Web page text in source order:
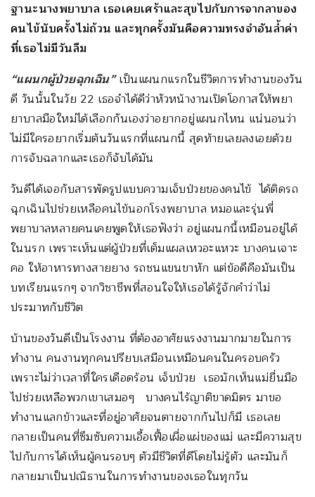
ฐานะนางพยาบาล เธอเคยเศร้าและสุขไปกับการจากลาของ
คนไข้นับครั้งไม่ถ้วน และทุกครั้งมันคือความทรงจำอันล้ำค่า
ที่เธอไม่มีวันลืม
“แผนกผู้ป่วยฉุกเฉิน”เป็นแผนกแรกในชีวิตการทำงานของวัน
ดี วันนั้นในวัย 22 เธอจำได้ดีว่าหัวหน้างานเปิดโอกาสให้พยา
ยาบาลมือใหม่ได้เลือกกันเองว่าอยากอยู่แผนกไหน แน่นอนว่า
ไม่มีใครอยากเริ่มต้นวันแรกที่แผนกนี้ สุดท้ายเลยลงเอยด้วย
การจับฉลากและเธอก็จับได้มัน
วันดีได้เจอกับสารพัดรูปแบบความเจ็บป่วยของคนไข้ ได้ติดรถ
ฉุกเฉินไปช่วยเหลือคนไข้นอกโรงพยาบาล หมอและรุ่นพี่
พยาบาลหลายคนเคยพูดให้เธอฟังว่า อยู่แผนกนี้เหมือนอยู่ได้
ในนรก เพราะเห็นแต่ผู้ป่วยที่เต็มแผลเหวอะแหวะ บางคนเจาะ
คอ ให้อาหารทางสายยาง รถชนแขนขาหัก แต่ข้อดีคือมันเป็น
บทเรียนแรกๆ จากวิชาชีพที่สอนใจให้เธอได้รู้จักคำว่าไม่
ประมาทกับชีวิต
บ้านของวันดีเป็นโรงงาน ที่ต้องอาศัยแรงงานมากมายในการ
ทำงาน คนงานทุกคนปรียบเสมือนเหมือนคนในครอบครัว
เพราะไม่ว่าเวลาที่ใครเดือดร้อน เจ็บป่วย เธอมักเห็นแม่ยื่นมือ
ไปช่วยเหลือพวกเขาเสมอๆ บางคนไร้ญาติขาดมิตร มาขอ
ทำงานแลกข้าวและที่อยู่อาศัยจนตายจากกันไปก็มี เธอเลย
กลายเป็นคนที่ซึมซับความเอื้อเฟื้อเผื่อแผ่ของแม่ และมีความสุข
ไปกับการได้เห็นผู้คนรอบๆ ตัวมีชีวิตที่ดีโดยไม่รู้ตัว และมันก็
กลายมาเป็นปณิธานในการทำงานของเธอในทุกวัน